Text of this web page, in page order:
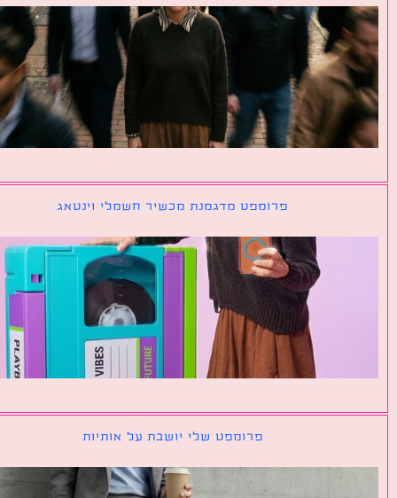
פרומפט מדגמנת מכשיר חשמלי וינטאג
פרומפט שלי יושבת על אותיות